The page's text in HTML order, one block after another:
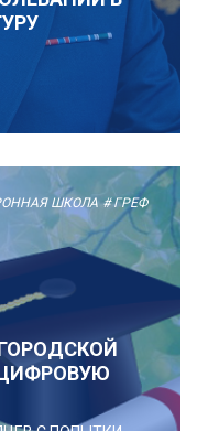
ШКОЛА # ГРЕФ